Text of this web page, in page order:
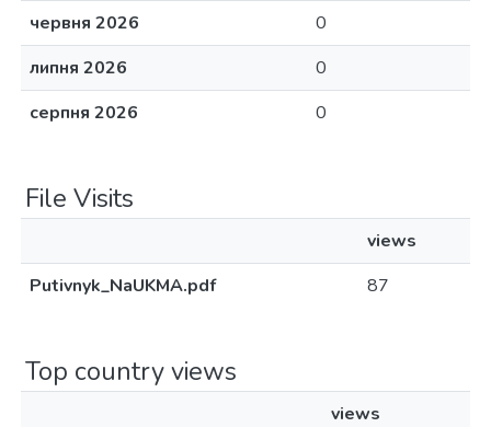
червня 2026
0
липня 2026
0
серпня 2026
0
File Visits
views
Putivnyk_NaUKMA.pdf
87
Top country views
views